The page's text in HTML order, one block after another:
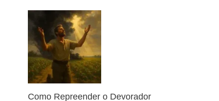
Como Repreender o Devorador